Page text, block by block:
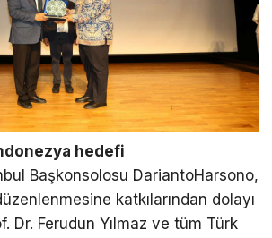
hedefi
Başkonsolosu DariantoHarsono,
katkılarından dolayı
Dr. Ferudun Yılmaz ve tüm Türk